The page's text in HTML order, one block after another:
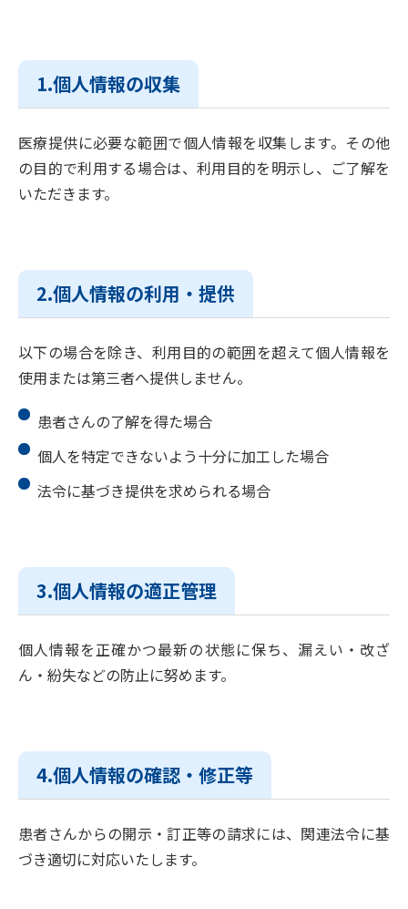
1.個人情報の収集
医療提供に必要な範囲で個人情報を収集します。その他
の目的で利用する場合は、利用目的を明示し、ご了解を
いただきます。
2.個人情報の利用・提供
以下の場合を除き、利用目的の範囲を超えて個人情報を
使用または第三者へ提供しません。
患者さんの了解を得た場合
個人を特定できないよう十分に加工した場合
法令に基づき提供を求められる場合
3.個人情報の適正管理
個人情報を正確かつ最新の状態に保ち、漏えい・改ざ
ん・紛失などの防止に努めます。
4.個人情報の確認・修正等
患者さんからの開示・訂正等の請求には、関連法令に基
づき適切に対応いたします。